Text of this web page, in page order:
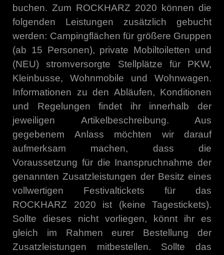
buchen. Zum ROCKHARZ 2020 können die
folgenden Leistungen zusätzlich gebucht
werden: Campingflächen für größere Gruppen
(ab 15 Personen), private Mobiltoiletten und
(NEU) stromversorgte Stellplätze für PKW,
Kleinbusse, Wohnmobile und Wohnwagen.
Informationen zu den Abläufen, Konditionen
und Regelungen findet ihr innerhalb der
jeweiligen Artikelbeschreibung. Aus
gegebenem Anlass möchten wir darauf
aufmerksam machen, dass die
Voraussetzung für die Inanspruchnahme der
genannten Zusatzleistungen der Besitz eines
vollwertigen Festivaltickets für das
ROCKHARZ 2020 ist (keine Tagestickets).
Sollte dieses nicht vorliegen, könnt ihr es
gleich im Rahmen eurer Bestellung der
Zusatzleistungen mitbestellen. Sollte das